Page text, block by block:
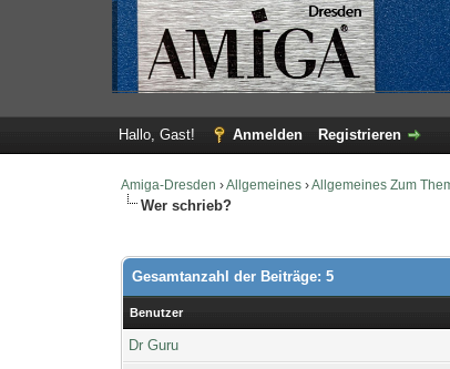
Hallo, Gast!
Anmelden Registrieren
Amiga-Dresden ›Allgemeines ›Allgemeines Zum
Wer schrieb?
Gesamtanzahl der Beiträge: 5
Benutzer
Dr Guru